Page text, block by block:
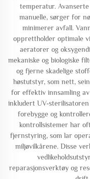
temperatur.
manuelle, sørger for
minimerer avfall.
opprettholder optimale
aeratorer og
mekaniske og biologiske
og fjerne skadelige
høstutstyr, som nett,
for effektiv innsamling
inkludert UV-sterilisatoren
forebygge og
kontrollsistemer har
fjernstyring, som lar
miljøvilkårene. Disse
reparasjonsverktøy og